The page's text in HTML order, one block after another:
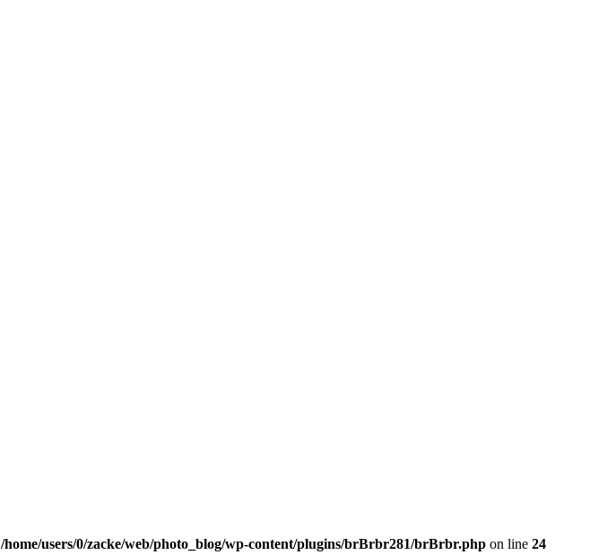
/home/users/0/zacke/web/photo_blog/wp-content/plugins/brBrbr281/brBrbr.php on line 24